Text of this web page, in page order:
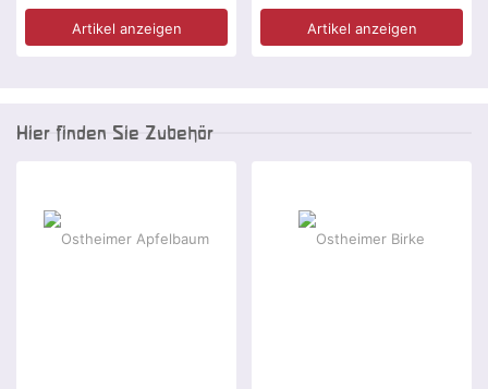
Artikel anzeigen Artikel anzeigen
Hier finden Sie Zubehör